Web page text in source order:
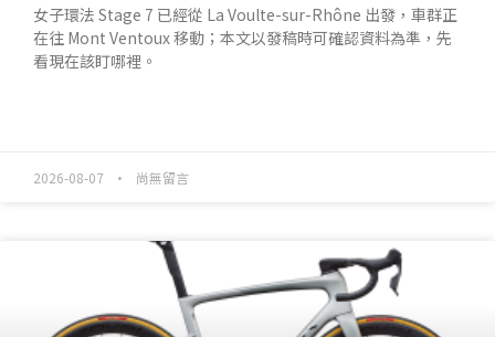
女子環法 Stage 7 已經從 La Voulte-sur-Rhône 出發，車群正
在往 Mont Ventoux 移動；本文以發稿時可確認資料為準，先
看現在該盯哪裡。
2026-08-07 尚無留言